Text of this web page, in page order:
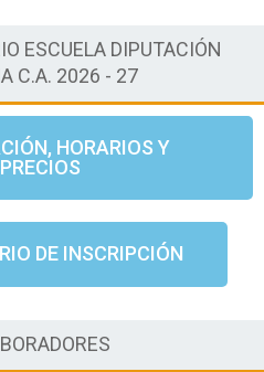
ESCUELA DIPUTACIÓN
C.A. 2026 - 27
HORARIOS Y
PRECIOS
DE INSCRIPCIÓN